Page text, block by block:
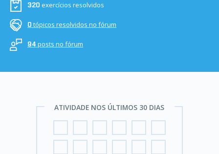
320 exercícios resolvidos
0 tópicos resolvidos no fórum
94posts no fórum
ATIVIDADE NOS ÚLTIMOS 30 DIAS